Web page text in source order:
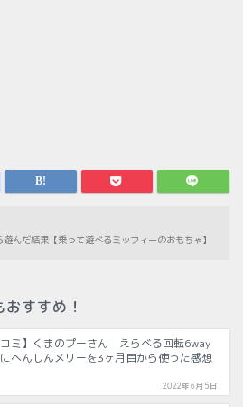
んだ結果【乗って遊べるミッフィーのおもちゃ】
すすめ！
コミ】くまのプーさん えらべる回転6way
へんしんメリーを3ヶ月目から使った感想
2022年6月5日